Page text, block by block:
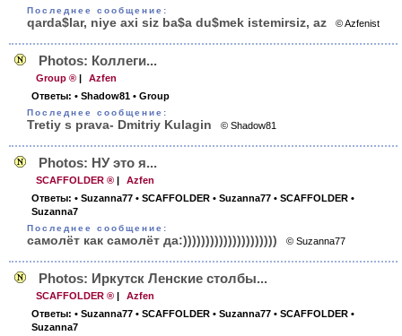
Последнее сообщение:
qarda$lar, niye axi siz ba$a du$mek istemirsiz, az © Azfenist
Photos: Коллеги...
Group ® |
Azfen
Ответы: • Shadow81 • Group
Последнее сообщение:
Tretiy s prava- Dmitriy Kulagin © Shadow81
Photos: НУ это я...
SCAFFOLDER ® |
Azfen
Ответы: • Suzanna77 • SCAFFOLDER • Suzanna77 • SCAFFOLDER •
Suzanna7
Последнее сообщение:
самолёт как самолёт да:))))))))))))))))))))) © Suzanna77
Photos: Иркутск Ленские столбы...
SCAFFOLDER ® |
Azfen
Ответы: • Suzanna77 • SCAFFOLDER • Suzanna77 • SCAFFOLDER •
Suzanna7